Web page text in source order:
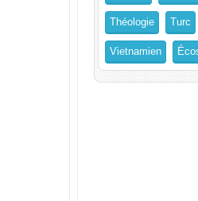
Théologie Turc
Vietnamien